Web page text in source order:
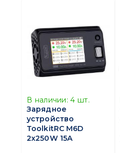
В наличии: 4 шт.
Зарядное
устройство
ToolkitRC M6D
2x250W 15A